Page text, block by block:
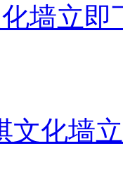
墙立即
文化墙